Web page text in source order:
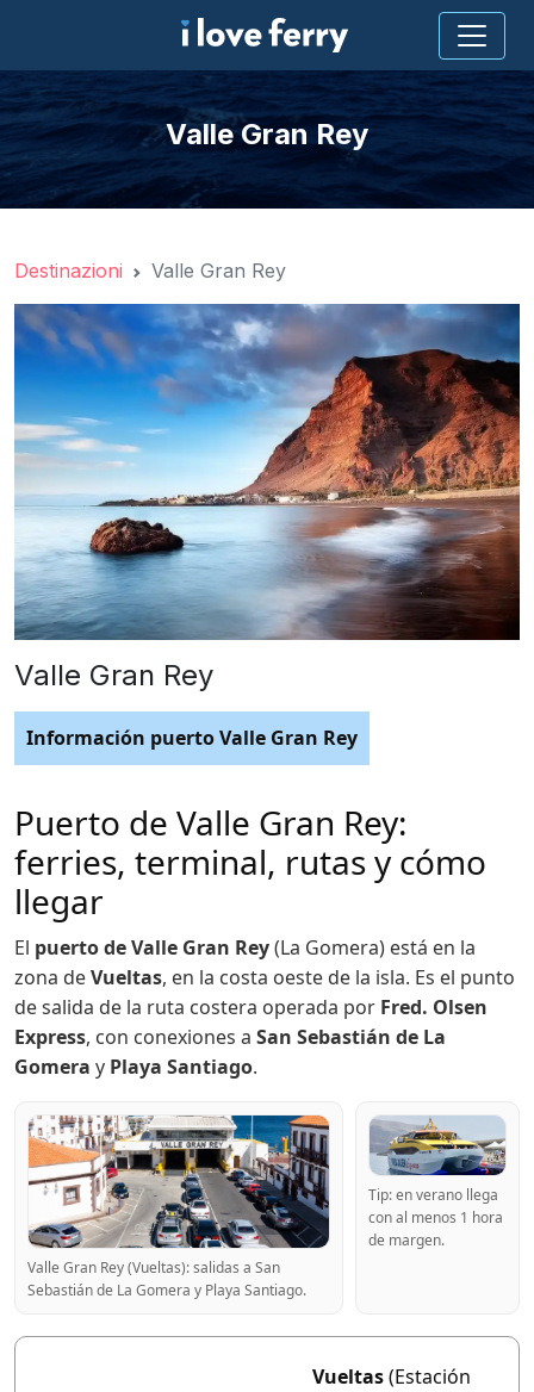
Valle Gran Rey
Destinazioni Valle Gran Rey
Valle Gran Rey
Información puerto Valle Gran Rey
Puerto de Valle Gran Rey:
ferries, terminal, rutas y cómo
llegar
El puerto de Valle Gran Rey(La Gomera) está en la
zona deVueltas, en la costa oeste de la isla. Es el punto
de salida de la ruta costera operada por Fred. Olsen
Express, con conexiones a San Sebastián de La
Gomera y Playa Santiago.
Valle Gran Rey (Vueltas): salidas a San
Sebastián de La Gomera y Playa Santiago.
Tip: en verano llega
con al menos 1 hora
de margen.
Vueltas(Estación